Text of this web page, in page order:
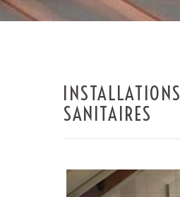
INSTALLATIONS
SANITAIRES